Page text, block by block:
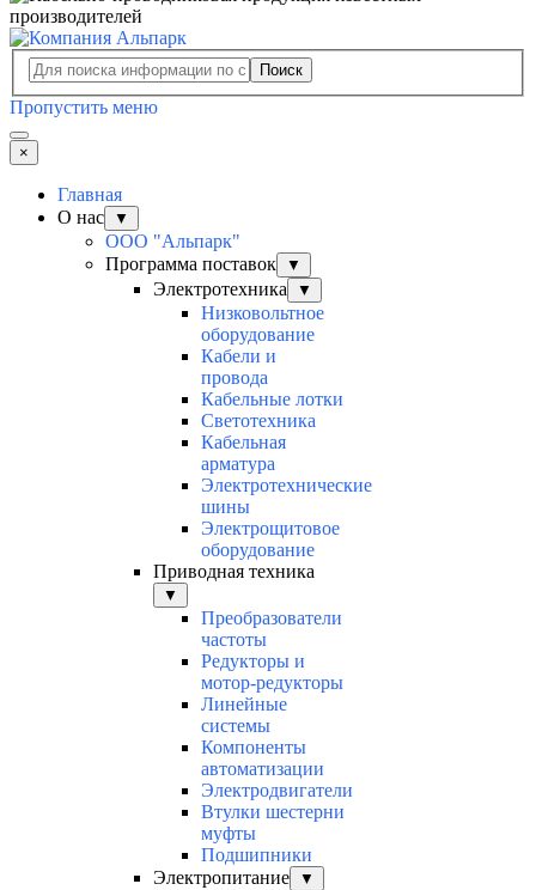
Поиск
Пропустить меню
×
Главная
О нас
▼
ООО "Альпарк"
Программа поставок
▼
Электротехника ▼
Низковольтное
оборудование
Кабели и
провода
Кабельные лотки
Светотехника
Кабельная
арматура
Электротехнические
шины
Электрощитовое
оборудование
Приводная техника
▼
Преобразователи
частоты
Редукторы и
мотор-редукторы
Линейные
системы
Компоненты
автоматизации
Электродвигатели
Втулки шестерни
муфты
Подшипники
Электропитание
▼